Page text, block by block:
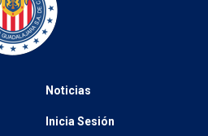
Noticias
Inicia Sesión